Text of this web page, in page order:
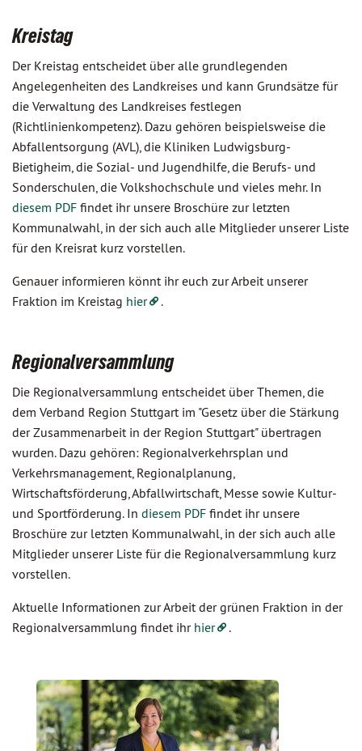
Kreistag
Der Kreistag entscheidet über alle grundlegenden
Angelegenheiten des Landkreises und kann Grundsätze für
die Verwaltung des Landkreises festlegen
(Richtlinienkompetenz). Dazu gehören beispielsweise die
Abfallentsorgung (AVL), die Kliniken Ludwigsburg-
Bietigheim, die Sozial- und Jugendhilfe, die Berufs- und
Sonderschulen, die Volkshochschule und vieles mehr. In
diesem PDF findet ihr unsere Broschüre zur letzten
Kommunalwahl, in der sich auch alle Mitglieder unserer Liste
für den Kreisrat kurz vorstellen.
Genauer informieren könnt ihr euch zur Arbeit unserer
Fraktion im Kreistag hier .
Regionalversammlung
Die Regionalversammlung entscheidet über Themen, die
dem Verband Region Stuttgart im "Gesetz über die Stärkung
der Zusammenarbeit in der Region Stuttgart" übertragen
wurden. Dazu gehören: Regionalverkehrsplan und
Verkehrsmanagement, Regionalplanung,
Wirtschaftsförderung, Abfallwirtschaft, Messe sowie Kultur-
und Sportförderung. In diesem PDF findet ihr unsere
Broschüre zur letzten Kommunalwahl, in der sich auch alle
Mitglieder unserer Liste für die Regionalversammlung kurz
vorstellen.
Aktuelle Informationen zur Arbeit der grünen Fraktion in der
Regionalversammlung findet ihr hier .